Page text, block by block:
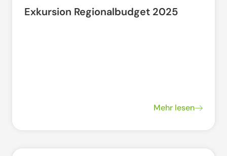
Exkursion Regionalbudget 2025
Mehr lesen